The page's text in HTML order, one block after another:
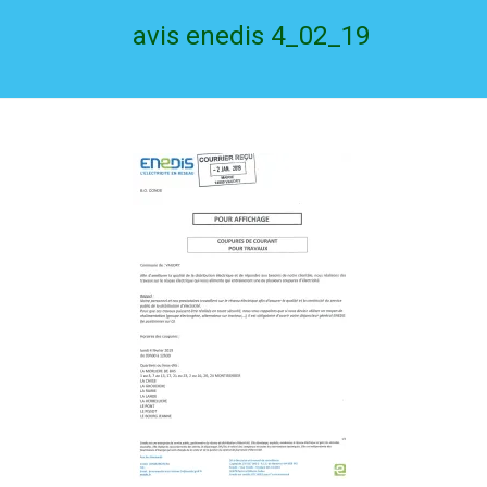
avis enedis 4_02_19